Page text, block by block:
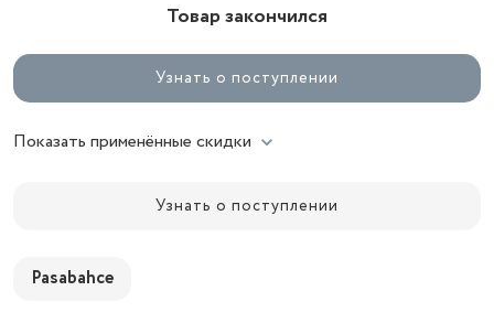
Товар закончился
Узнать о поступлении
Показать применённые скидки
Узнать о поступлении
Pasabahce